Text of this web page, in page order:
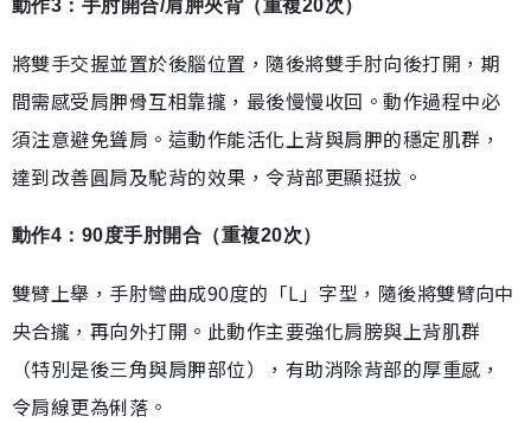
動作3：手肘開合/肩胛夾背（重複20次）
將雙手交握並置於後腦位置，隨後將雙手肘向後打開，期
間需感受肩胛骨互相靠攏，最後慢慢收回。動作過程中必
須注意避免聳肩。這動作能活化上背與肩胛的穩定肌群，
達到改善圓肩及駝背的效果，令背部更顯挺拔。
動作4：90度手肘開合（重複20次）
雙臂上舉，手肘彎曲成90度的「L」字型，隨後將雙臂向中
央合攏，再向外打開。此動作主要強化肩膀與上背肌群
（特別是後三角與肩胛部位），有助消除背部的厚重感，
令肩線更為俐落。